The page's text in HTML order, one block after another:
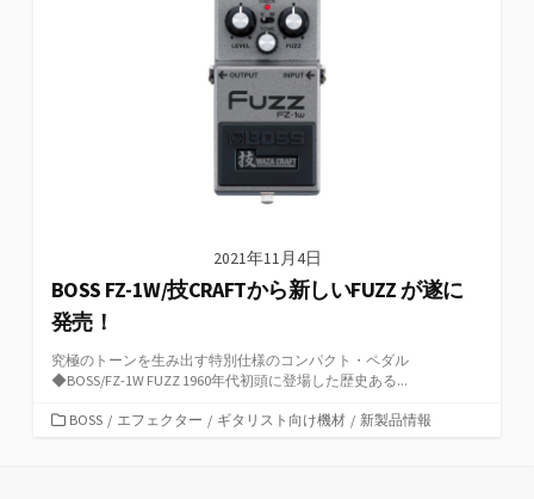
2021年11月4日
BOSS FZ-1W/技CRAFTから新しいFUZZ が遂に
発売！
究極のトーンを生み出す特別仕様のコンパクト・ペダル
◆BOSS/FZ-1W FUZZ 1960年代初頭に登場した歴史ある...
カBOSS / エフェクター / ギタリスト向け機材 / 新製品情報